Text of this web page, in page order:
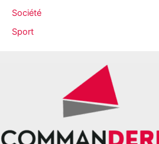
Société
Sport